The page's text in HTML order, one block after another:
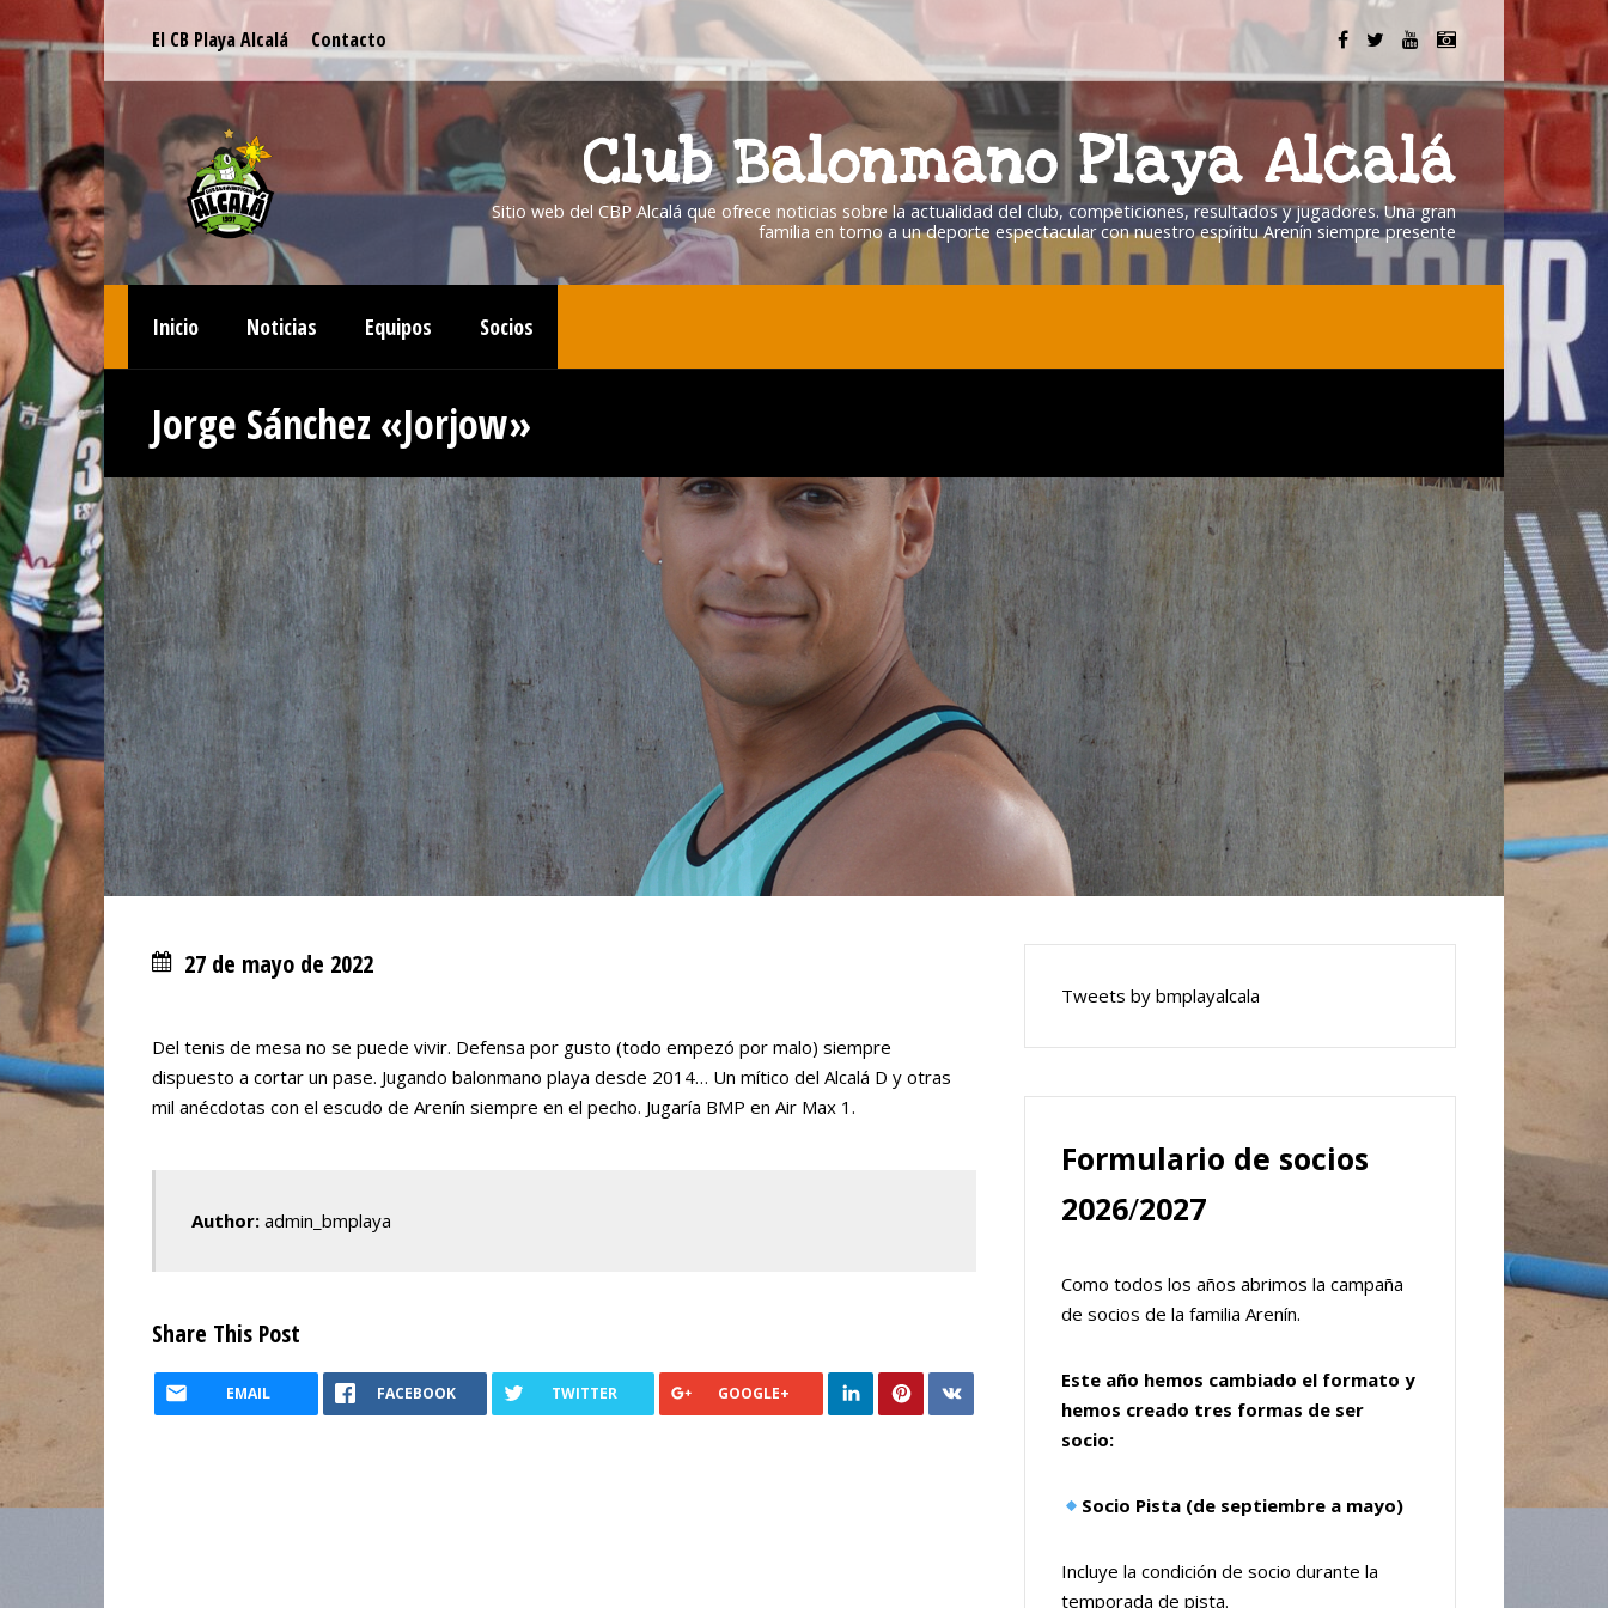
El CB Playa Alcalá Contacto
Club Balonmano Playa Alcalá
Sitio web del CBP Alcalá que ofrece noticias sobre la actualidad del club, competiciones, resultados y jugadores. Una gran
familia en torno a un deporte espectacular con nuestro espíritu Arenín siempre presente
Inicio Noticias Equipos Socios
Jorge Sánchez «Jorjow»
27 de mayo de 2022
Del tenis de mesa no se puede vivir. Defensa por gusto (todo empezó por malo) siempre
dispuesto a cortar un pase. Jugando balonmano playa desde 2014… Un mítico del Alcalá D y otras
mil anécdotas con el escudo de Arenín siempre en el pecho. Jugaría BMP en Air Max 1.
Author: admin_bmplaya
Share This Post
EMAIL FACEBOOK TWITTER GOOGLE+
Tweets by bmplayalcala
Formulario de socios
2026/2027
Como todos los años abrimos la campaña
de socios de la familia Arenín.
Este año hemos cambiado el formato y
hemos creado tres formas de ser
socio:
Socio Pista (de septiembre a mayo)
Incluye la condición de socio durante la
temporada de pista.